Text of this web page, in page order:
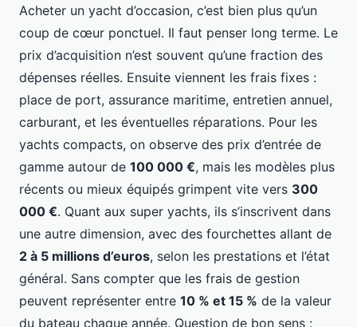
Acheter un yacht d’occasion, c’est bien plus qu’un
coup de cœur ponctuel. Il faut penser long terme. Le
prix d’acquisition n’est souvent qu’une fraction des
dépenses réelles. Ensuite viennent les frais fixes :
place de port, assurance maritime, entretien annuel,
carburant, et les éventuelles réparations. Pour les
yachts compacts, on observe des prix d’entrée de
gamme autour de 100 000 €, mais les modèles plus
récents ou mieux équipés grimpent vite vers 300
000 €. Quant aux super yachts, ils s’inscrivent dans
une autre dimension, avec des fourchettes allant de
2 à 5 millions d’euros, selon les prestations et l’état
général. Sans compter que les frais de gestion
peuvent représenter entre 10 % et 15 % de la valeur
du bateau chaque année. Question de bon sens :